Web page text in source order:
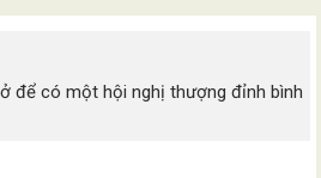
để có một hội nghị thượng đỉnh bình